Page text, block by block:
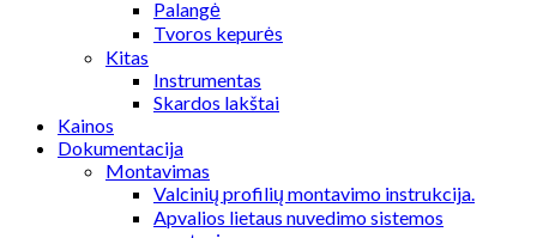
Palangė
Tvoros kepurės
Kitas
Instrumentas
Skardos lakštai
Kainos
Dokumentacija
Montavimas
Valcinių profilių montavimo instrukcija.
Apvalios lietaus nuvedimo sistemos